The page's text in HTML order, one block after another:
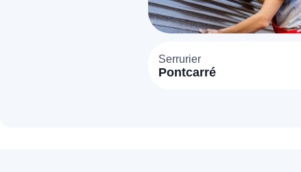
Serrurier
Pontcarré